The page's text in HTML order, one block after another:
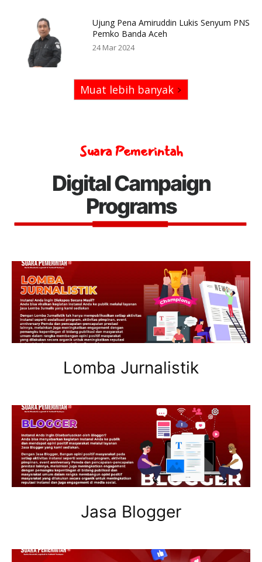
Ujung Pena Amiruddin Lukis Senyum PNS
Pemko Banda Aceh
24 Mar 2024
Muat lebih banyak
Suara Pemerintah
Digital Campaign
Programs
Lomba Jurnalistik
Jasa Blogger